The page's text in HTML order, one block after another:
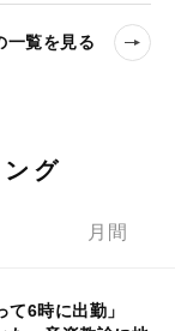
一覧を見る
グ
月間
て6時に出勤」